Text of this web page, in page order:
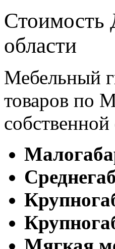
Стоимость
области
Мебельный
товаров по